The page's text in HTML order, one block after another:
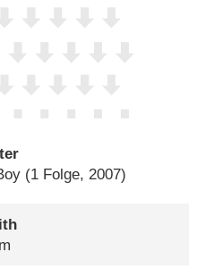
(1 Folge, 2007)